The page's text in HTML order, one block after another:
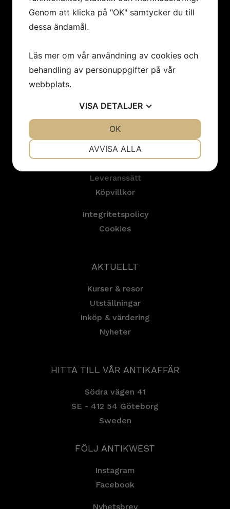
Registrera dig på vårt nyhetsbrev för att få de
senaste nyheterna.
HANDLA HOS OSS
Leveranssätt
Köpvillkor
Integritetspolicy
Cookies
AKTUELLT
Kurser & resor
Utställningar
Inköp & värdering
Nyheter
HITTA TILL VÅR ANTIKAFFÄR
Södra vägen 41
SE - 412 54 Göteborg
Sweden
FÖLJ ANTIKWEST
Instagram
Facebook
Nyhetsbrev
Genom att klicka på "OK" samtycker du till
dessa ändamål.
Läs mer om vår användning av cookies och
behandling av personuppgifter på vår
webbplats.
VISA DETALJER
MARKNADSFÖRING STATISTIK
AVVISA ALLA
OK